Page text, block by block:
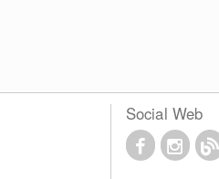
Social Web